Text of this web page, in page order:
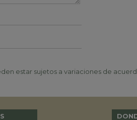
estar sujetos a variaciones de